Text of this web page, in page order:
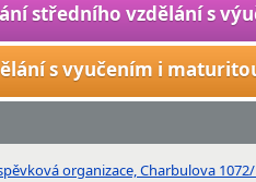
středního vzdělání s
s vyučením i
organizace, Charbulova